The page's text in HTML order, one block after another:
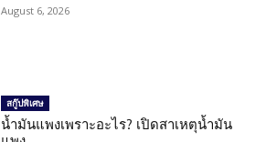
August 6, 2026
สกู๊ปพิเศษ
น้ำมันแพงเพราะอะไร? เปิดสาเหตุน้ำมัน